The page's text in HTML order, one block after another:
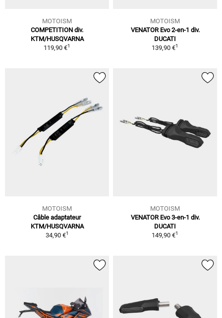
MOTOISM
COMPETITION div.
KTM/HUSQVARNA
119,90 €1
MOTOISM
VENATOR Evo 2-en-1 div.
DUCATI
139,90 €1
MOTOISM
Câble adaptateur
KTM/HUSQVARNA
34,90 €1
MOTOISM
VENATOR Evo 3-en-1 div.
DUCATI
149,90 €1